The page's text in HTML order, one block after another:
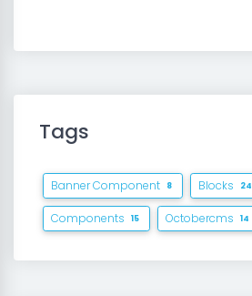
Tags
Banner Component 8 Blocks 24
Components 15 Octobercms 14